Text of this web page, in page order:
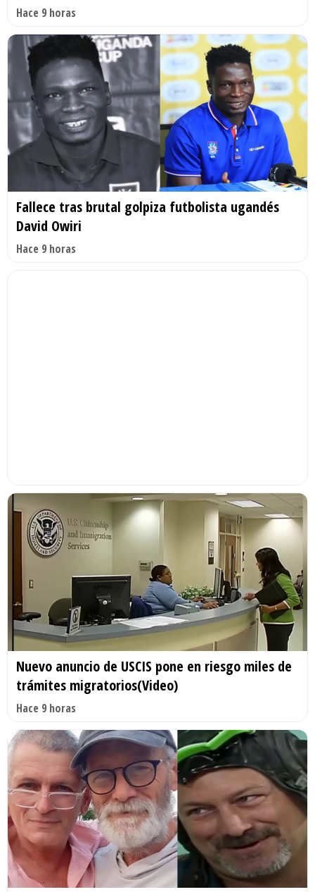
Hace 9 horas
Fallece tras brutal golpiza futbolista ugandés
David Owiri
Hace 9 horas
Nuevo anuncio de USCIS pone en riesgo miles de
trámites migratorios(Video)
Hace 9 horas